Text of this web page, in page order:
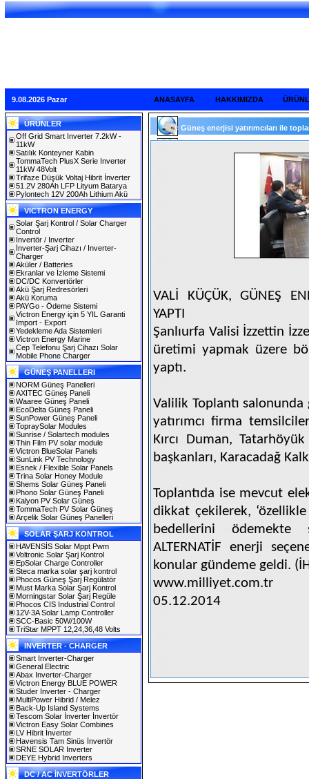
9.08.2026 Pazar ANASAYFA HAKKIMIZDA
ÜRÜNLER
Off Grid Smart Inverter 7.2kW -
11kW
Satılık Konteyner Kabin
TommaTech PlusX Serie Inverter
11kW 48Volt
Trifaze Düşük Voltaj Hibrit İnverter
51.2V 280Ah LFP Lityum Batarya
Pylontech 12V 200Ah Lithium Akü
VICTRON ENERGY
Solar Şarj Kontrol / Solar Charger
Control
İnvertör / Inverter
İnverter-Şarj Cihazı / Inverter-
Charger
Aküler / Batteries
Ekranlar ve İzleme Sistemi
DC/DC Konvertörler
Akü Şarj Redresörleri
Akü Koruma
PAYGo - Ödeme Sistemi
Victron Energy için 5 YIL Garanti
Import - Export
Yedekleme Ada Sistemleri
Victron Energy Marine
Cep Telefonu Şarj Cihazı Solar
Mobile Phone Charger
GÜNEŞ PANELLERI
NORM Güneş Panelleri
AXITEC Güneş Paneli
Waaree Güneş Paneli
EcoDelta Güneş Paneli
SunPower Güneş Paneli
TopraySolar Modules
Sunrise / Solartech modules
Thin Film PV solar module
Victron BlueSolar Panels
SunLink PV Technology
Esnek / Flexible Solar Panels
Trina Solar Honey Module
Shems Solar Güneş Paneli
Phono Solar Güneş Paneli
Kalyon PV Solar Güneş
TommaTech PV Solar Güneş
Arçelik Solar Güneş Panelleri
SOLAR ŞARJ KONTROL
HAVENSİS Solar Mppt Pwm
Voltronic Solar Şarj Kontrol
EpSolar Charge Controller
Steca marka solar şarj kontrol
Phocos Güneş Şarj Regülatör
Must Marka Solar Şarj Kontrol
Morningstar Solar Şarj Regüle
Phocos CIS Industrial Control
12V-3A Solar Lamp Controller
SCC-Basic 50W/100W
TriStar MPPT 12,24,36,48 Volts
INVERTER - CHARGER
Smart Inverter-Charger
General Electric
Abax Inverter-Charger
Victron Energy BLUE POWER
Studer Inverter - Charger
MultiPower Hibrid / Melez
Back-Up Island Systems
Tescom Solar İnverter İnvertör
Victron Easy Solar Combines
LV Hibrit İnverter
Havensis Tam Sinüs İnvertör
SRNE SOLAR Inverter
DEYE Hybrid Inverters
DC / AC İNVERTÖRLER
Güneş enerjisi yatırımcıları ile
VALİ KÜÇÜK, GÜNEŞ
YAPTI
Şanlıurfa Valisi İzzettin
üretimi yapmak üzere
yaptı.
Valilik Toplantı
yatırımcı firma
Kırcı Duman,
başkanları, Karacadağ
Toplantıda ise mevcut
dikkat çekilerek,
bedellerini ödemekte
ALTERNATİF enerji
konular gündeme geldi.
www.milliyet.com.tr
05.12.2014